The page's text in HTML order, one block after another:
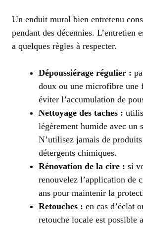
Un enduit mural bien entretenu
pendant des décennies. L’entretien
a quelques règles à respecter.
Dépoussiérage régulier :
doux ou une microfibre une
éviter l’accumulation de
Nettoyage des taches :
légèrement humide avec un
N’utilisez jamais de
détergents chimiques.
Rénovation de la cire : si
renouvelez l’application de
ans pour maintenir la
Retouches : en cas d’éclat
retouche locale est possible